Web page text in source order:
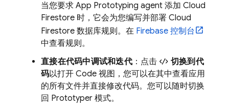
当您要求 App Prototyping agent 添加 Cloud
Firestore 时，它会为您编写并部署 Cloud
Firestore 数据库规则。在 Firebase 控制台
中查看规则。
直接在代码中调试和迭代：点击
切换到代
码以打开Code 视图，您可以在其中查看应用
的所有文件并直接修改代码。您可以随时切换
回 Prototyper 模式。